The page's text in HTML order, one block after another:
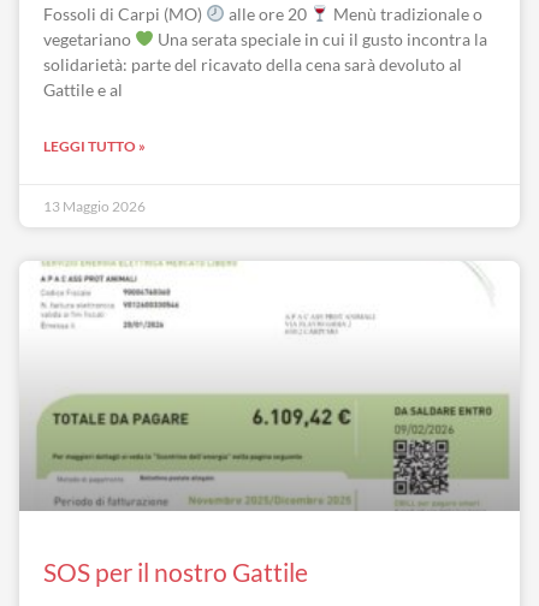
Fossoli di Carpi (MO)
alle ore 20
Menù tradizionale o
vegetariano
Una serata speciale in cui il gusto incontra la
solidarietà: parte del ricavato della cena sarà devoluto al
Gattile e al
LEGGI TUTTO »
13 Maggio 2026
SOS per il nostro Gattile